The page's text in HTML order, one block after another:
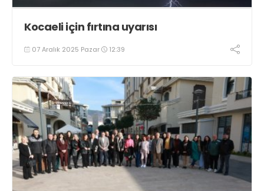
Kocaeli için fırtına uyarısı
07 Aralık 2025 Pazar 12:39